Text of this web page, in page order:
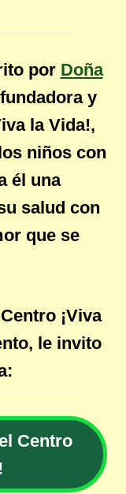
por Doña
y
la Vida!,
niños con
él una
salud con
que se
¡Viva
le invito
Centro